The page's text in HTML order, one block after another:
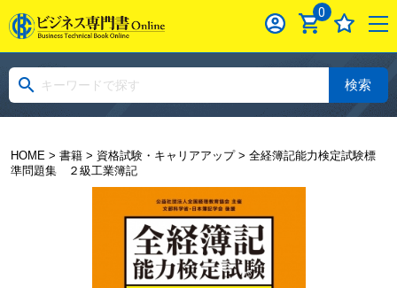
0
検索
HOME> 書籍> 資格試験・キャリアアップ> 全経簿記能力検定試験標
準問題集 ２級工業簿記